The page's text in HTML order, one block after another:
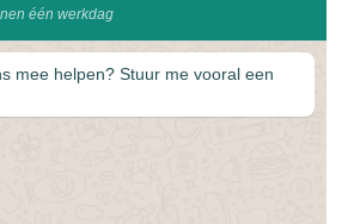
eerlijke
houtsoorten
één werkdag
mee helpen? Stuur me vooral een